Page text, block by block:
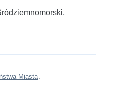
Miasta.